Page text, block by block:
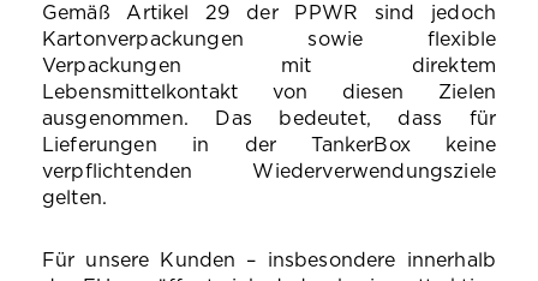
Gemäß Artikel 29 der PPWR sind jedoch
Kartonverpackungen sowie flexible
Verpackungen mit direktem
Lebensmittelkontakt von diesen Zielen
ausgenommen. Das bedeutet, dass für
Lieferungen in der TankerBox keine
verpflichtenden Wiederverwendungsziele
gelten.
Für unsere Kunden – insbesondere innerhalb